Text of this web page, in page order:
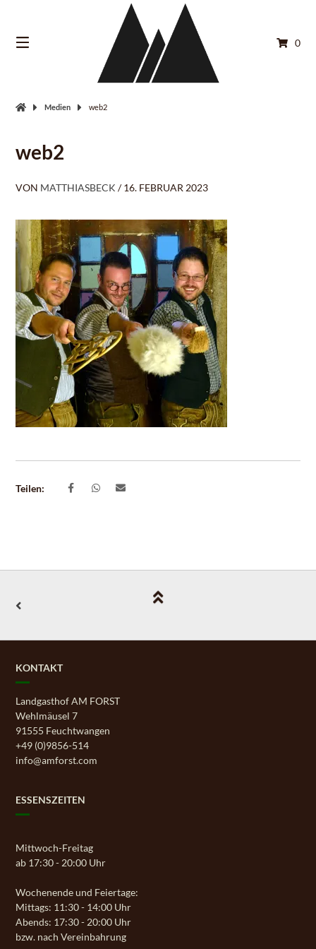
Inhalt
0
Medien web2
web2
VON MATTHIASBECK / 16. FEBRUAR 2023
Teilen:
KONTAKT
Landgasthof AM FORST
Wehlmäusel 7
91555 Feuchtwangen
+49 (0)9856-514
info@amforst.com
ESSENSZEITEN
Mittwoch-Freitag
ab 17:30 - 20:00 Uhr
Wochenende und Feiertage:
Mittags: 11:30 - 14:00 Uhr
Abends: 17:30 - 20:00 Uhr
bzw. nach Vereinbahrung